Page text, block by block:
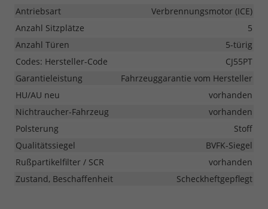
Antriebsart
Verbrennungsmotor (ICE)
Anzahl Sitzplätze
5
Anzahl Türen
5-türig
Codes: Hersteller-Code
CJ55PT
Garantieleistung
Fahrzeuggarantie vom Hersteller
HU/AU neu
vorhanden
Nichtraucher-Fahrzeug
vorhanden
Polsterung
Stoff
Qualitätssiegel
BVFK-Siegel
Rußpartikelfilter / SCR
vorhanden
Zustand, Beschaffenheit
Scheckheftgepflegt